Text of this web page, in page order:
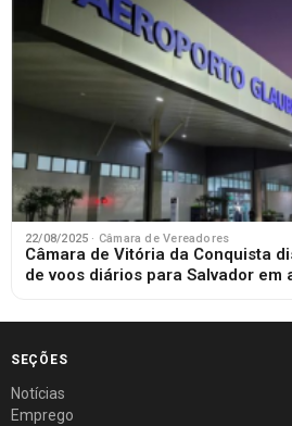
22/08/2025 · Câmara de Vereadores
Câmara de Vitória da Conquista
de voos diários para Salvador em
SEÇÕES
Notícias
Emprego